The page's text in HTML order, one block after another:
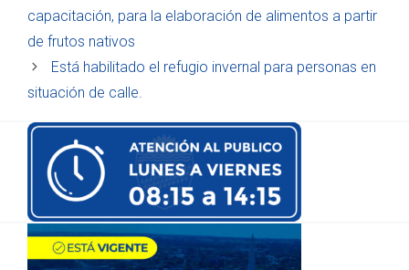
capacitación, para la elaboración de alimentos a partir
de frutos nativos
Está habilitado el refugio invernal para personas en
situación de calle.